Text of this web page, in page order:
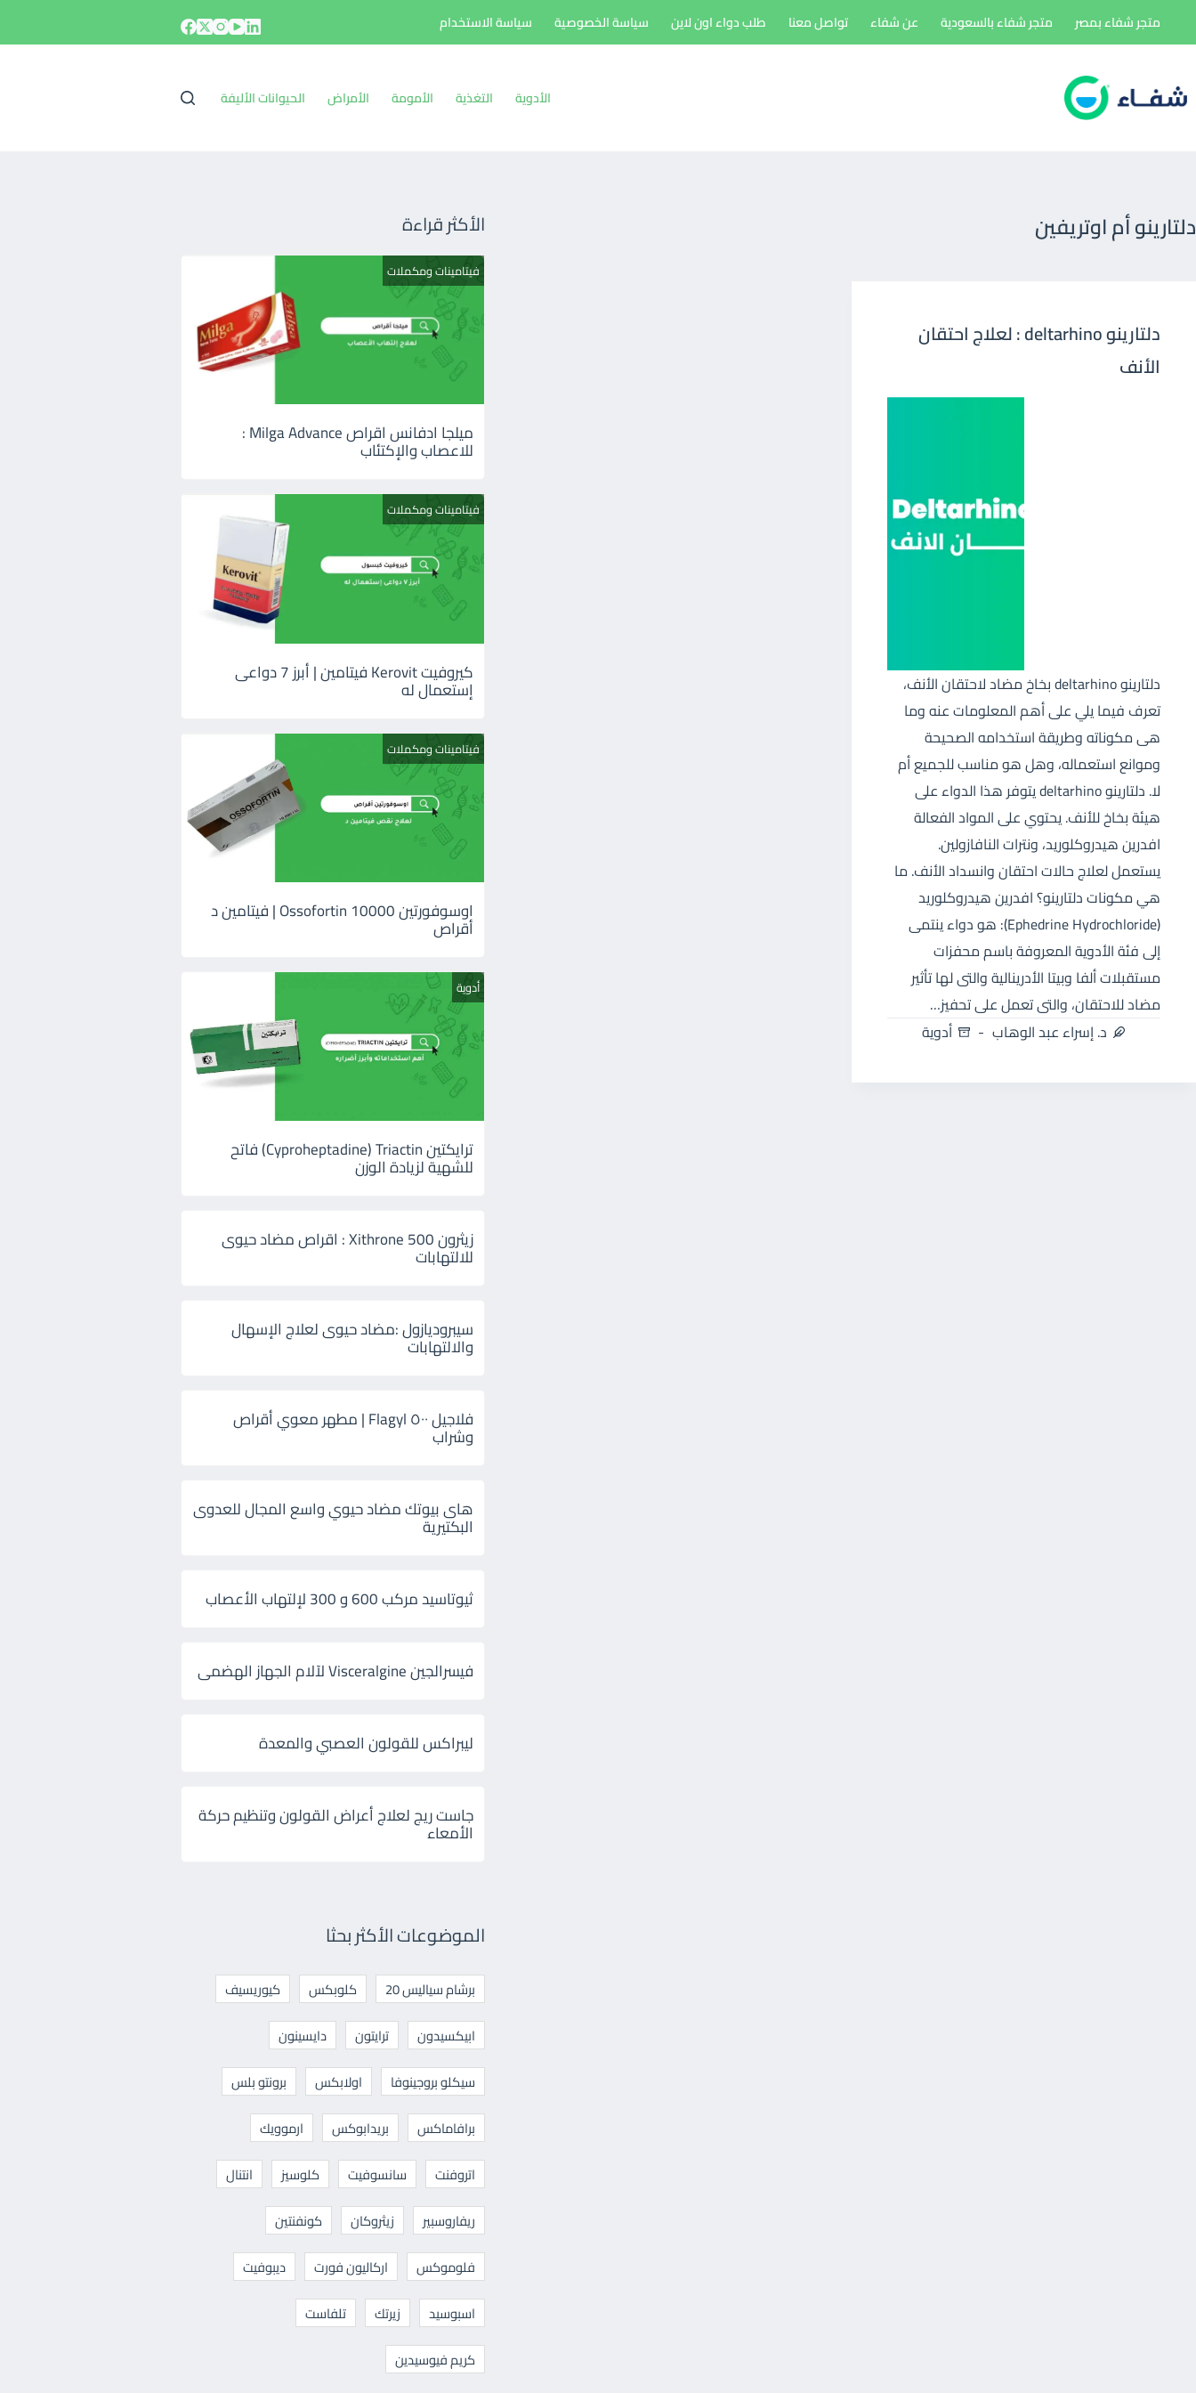
إلى
متجر شفاء بمصر متجر شفاء بالسعودية عن شفاء تواصل معنا طلب دواء اون لاين سياسة الخصوصية سياسة الاستخدام
الأدوية التغذية الأمومة الأمراض الحيوانات الأليفة
دلتارينو أم اوتريفين
دلتارينو deltarhino : لعلاج احتقان
الأنف
دلتارينو deltarhino بخاخ مضاد لاحتقان الأنف،
تعرف فيما يلي على أهم المعلومات عنه وما
هى مكوناته وطريقة استخدامه الصحيحة
وموانع استعماله، وهل هو مناسب للجميع أم
لا. دلتارينو deltarhino يتوفر هذا الدواء على
هيئة بخاخ للأنف. يحتوي على المواد الفعالة
افدرين هيدروكلوريد، ونترات النافازولين.
يستعمل لعلاج حالات احتقان وانسداد الأنف. ما
هي مكونات دلتارينو؟ افدرين هيدروكلوريد
(Ephedrine Hydrochloride): هو دواء ينتمى
إلى فئة الأدوية المعروفة باسم محفزات
مستقبلات ألفا وبيتا الأدرينالية والتى لها تأثير
مضاد للاحتقان، والتى تعمل على تحفيز…
د. إسراء عبد الوهاب
أدوية
الأكثر قراءة
فيتامينات ومكملات
ميلجا ادفانس اقراص Milga Advance :
للاعصاب والإكتئاب
فيتامينات ومكملات
كيروفيت Kerovit فيتامين | أبرز 7 دواعى
إستعمال له
فيتامينات ومكملات
اوسوفورتين 10000 Ossofortin | فيتامين د
أقراص
أدوية
ترايكتين Cyproheptadine) Triactin) فاتح
للشهية لزيادة الوزن
زيثرون 500 Xithrone : اقراص مضاد حيوى
للالتهابات
سيبروديازول :مضاد حيوى لعلاج الإسهال
والالتهابات
فلاجيل ٥٠٠ Flagyl | مطهر معوي أقراص
وشراب
هاى بيوتك مضاد حيوي واسع المجال للعدوى
البكتيرية
ثيوتاسيد مركب 600 و 300 لإلتهاب الأعصاب
فيسرالجين Visceralgine لآلام الجهاز الهضمى
ليبراكس للقولون العصبي والمعدة
جاست ريج لعلاج أعراض القولون وتنظيم حركة
الأمعاء
الموضوعات الأكثر بحثا
برشام سياليس 20 كلوبكس
كيوريسيف
ابيكسيدون
ترايتون
دايسينون
سيكلو بروجينوفا
اولابكس
برونتو بلس
برافاماكس
بريدابوكس
ارموويك
اتروفنت
سانسوفيت كلوسيز
انتنال
ريفاروسبير
زيثروكان
كونفنتين
فلوموكس
اركاليون فورت
ديبوفيت
اسبوسيد
زيرتك
تلفاست
كريم فيوسيدين